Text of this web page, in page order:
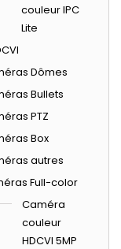
couleur IPC
Lite
Dômes
Bullets
PTZ
Box
autres
Full-color
Caméra
couleur
HDCVI 5MP